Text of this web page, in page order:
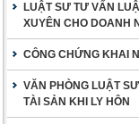
LUẬT SƯ TƯ VẤN
XUYÊN CHO DOANH
CÔNG CHỨNG KHAI
VĂN PHÒNG LUẬT
TÀI SẢN KHI LY HÔN